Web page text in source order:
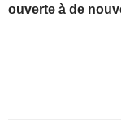
ouverte à de